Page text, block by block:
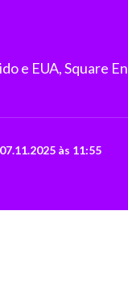
e EUA, Square
07.11.2025 às 11:55